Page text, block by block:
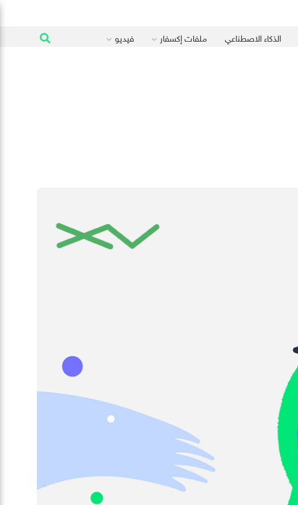
الذكاء الاصطناعي ملفات إكسفار فيديو